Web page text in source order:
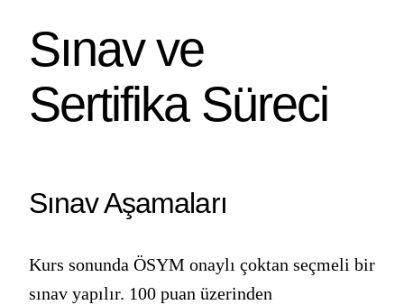
Sınav ve
Sertifika Süreci
Sınav Aşamaları
Kurs sonunda ÖSYM onaylı çoktan seçmeli bir
sınav yapılır. 100 puan üzerinden